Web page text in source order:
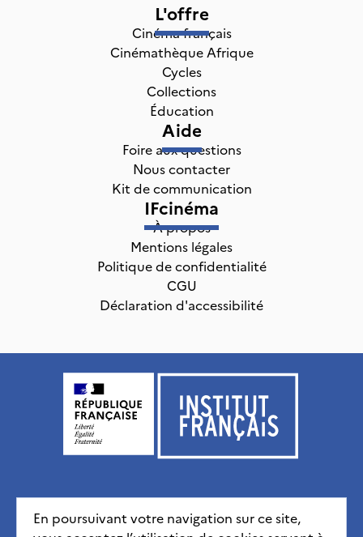
En poursuivant votre navigation sur ce site,
L'offre
Cinéma français
Cinémathèque Afrique
Cycles
Collections
Éducation
Aide
Foire aux questions
Nous contacter
Kit de communication
IFcinéma
À propos
Mentions légales
Politique de confidentialité
CGU
Déclaration d'accessibilité
Institut français, tous droits réservés 2026